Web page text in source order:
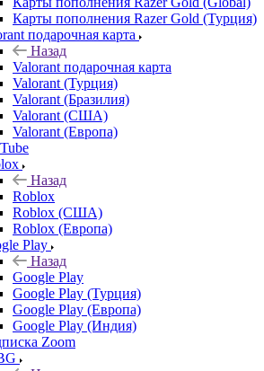
Карты пополнения Razer Gold (Турция)
подарочная карта
Назад
Valorant подарочная карта
Valorant (Турция)
Valorant (Бразилия)
Valorant (США)
Valorant (Европа)
Назад
Roblox
Roblox (США)
Roblox (Европа)
Play
Назад
Google Play
Google Play (Турция)
Google Play (Европа)
Google Play (Индия)
Zoom